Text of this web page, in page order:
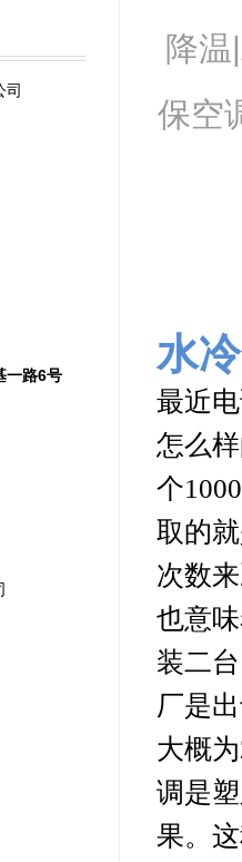
降
保空
水
最近
怎么
个1000
取的
次数
也意
装二台
厂是
大概为
调是
果。
司
一路6号